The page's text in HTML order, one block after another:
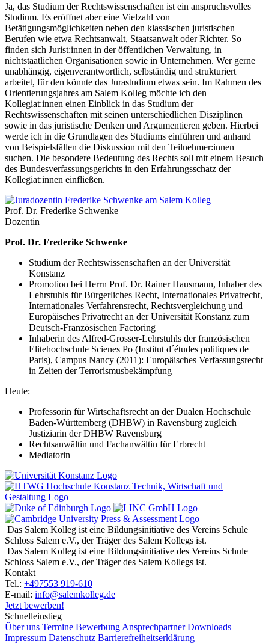
Ja, das Studium der Rechtswissenschaften ist ein anspruchsvolles
Studium. Es eröffnet aber eine Vielzahl von
Betätigungsmöglichkeiten neben den klassischen juristischen
Berufen wie etwa Rechtsanwalt, Staatsanwalt oder Richter. So
finden sich Jurist:innen in der öffentlichen Verwaltung, in
nichtstaatlichen Organisationen sowie in Unternehmen. Wer gerne
unabhängig, eigenverantwortlich, selbständig und strukturiert
arbeitet, für den könnte das Jurastudium etwas sein. Im Rahmen des
Orientierungsjahres am Salem Kolleg möchte ich den
Kollegiat:innen einen Einblick in das Studium der
Rechtswissenschaften mit seinen unterschiedlichen Disziplinen
sowie in das juristische Denken und Argumentieren geben. Hierbei
werde ich in die Grundlagen des Studiums einführen und anhand
von Beispielsfällen die Diskussion mit den Teilnehmer:innen
suchen. Die besondere Bedeutung des Rechts soll mit einem Besuch
des Bundesverfassungsgerichts in den Erfahrungsschatz der
Kollegiat:innen einfließen.
Prof. Dr. Frederike Schwenke
Dozentin
Prof. Dr. Frederike Schwenke
Studium der Rechtswissenschaften an der Universität
Konstanz
Promotion bei Herrn Prof. Dr. Rainer Hausmann, Inhaber des
Lehrstuhls für Bürgerliches Recht, Internationales Privatrecht,
Internationales Verfahrensrecht, Rechtsvergleichung und
Europäisches Privatrecht an der Universität Konstanz zum
Deutsch-Französischen Factoring
Inhaberin des Alfred-Grosser-Lehrstuhls der französischen
Elitehochschule Scienes Po (Institut d´études politiques de
Paris), Campus Nancy (2011): Europäisches Verfassungsrecht
in Zeiten der Terrorismusbekämpfung
Heute:
Professorin für Wirtschaftsrecht an der Dualen Hochschule
Baden-Württemberg (DHBW) in Ravensburg zugleich
Justiziarin der DHBW Ravensburg
Rechtsanwältin und Fachanwältin für Erbrecht
Mediatorin
Das Salem Kolleg ist eine Bildungsinitiative des Vereins Schule
Schloss Salem e.V., der Träger des Salem Kollegs ist.
Das Salem Kolleg ist eine Bildungsinitiative des Vereins Schule
Schloss Salem e.V., der Träger des Salem Kollegs ist.
Kontakt
Tel.: +497553 919-610
E-mail: info@salemkolleg.de
Jetzt bewerben!
Schnelleinstieg
Über uns Termine Bewerbung Ansprechpartner Downloads
Impressum Datenschutz Barrierefreiheitserklärung